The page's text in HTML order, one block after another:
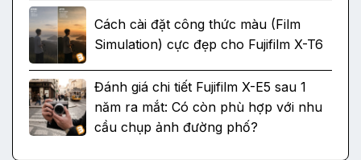
Cách cài đặt công thức màu (Film
Simulation) cực đẹp cho Fujifilm X-T6
Đánh giá chi tiết Fujifilm X-E5 sau 1
năm ra mắt: Có còn phù hợp với nhu
cầu chụp ảnh đường phố?